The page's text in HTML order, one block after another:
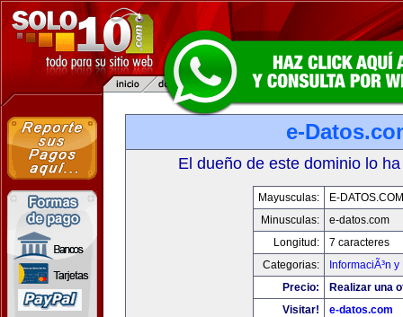
e-
El dueño de este dominio lo
Mayusculas:
E-DATOS.COM
Minusculas:
e-datos.com
Longitud:
7 caracteres
Categorias:
InformaciÃ³n
Precio:
Realizar una
Visitar!
e-datos.com